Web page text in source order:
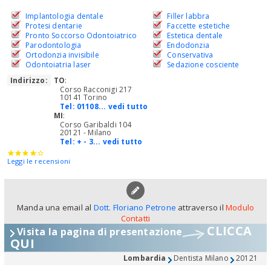
Implantologia dentale
Protesi dentarie
Pronto Soccorso Odontoiatrico
Parodontologia
Ortodonzia invisibile
Odontoiatria laser
Filler labbra
Faccette estetiche
Estetica dentale
Endodonzia
Conservativa
Sedazione cosciente
Indirizzo:
TO:
Corso Racconigi 217
10141 Torino
Tel: 01108... vedi tutto
MI:
Corso Garibaldi 104
20121 - Milano
Tel: + - 3... vedi tutto
Leggi le recensioni
Manda una email al Dott. Floriano Petrone attraverso il Modulo
Contatti
Visita la pagina di presentazione CLICCA
QUI
Lombardia Dentista Milano 20121